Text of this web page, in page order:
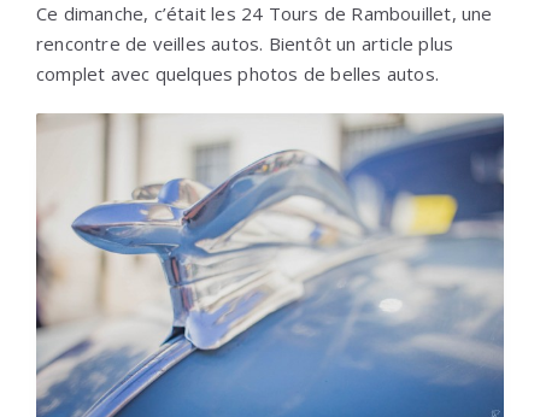
Ce dimanche, c’était les 24 Tours de Rambouillet, une
rencontre de veilles autos. Bientôt un article plus
complet avec quelques photos de belles autos.